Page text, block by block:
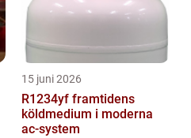
15 juni 2026
R1234yf framtidens
köldmedium i moderna
ac-system